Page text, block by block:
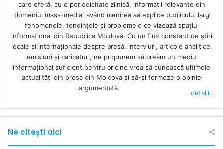
care oferă, cu o periodicitate zilnică, informații relevante din
domeniul mass-media, având menirea să explice publicului larg
fenomenele, tendințele și problemele ce vizează spațiul
informațional din Republica Moldova. Cu un flux constant de ştiri
locale şi internaţionale despre presă, interviuri, articole analitice,
emisiuni și caricaturi, ne propunem să creăm un mediu
informaţional suficient pentru oricine vrea să cunoască ultimele
actualităţi din presa din Moldova şi să-şi formeze o opinie
argumentată.
detalii...
Ne citești aici